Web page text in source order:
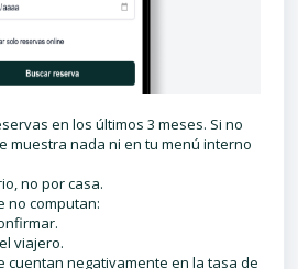
en los últimos 3 meses. Si no
muestra nada ni en tu menú interno
no por casa.
no computan:
viajero.
cuentan negativamente en la tasa de